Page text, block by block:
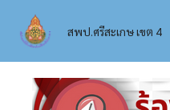
content
สพป.ศรีสะเกษ เขต 4